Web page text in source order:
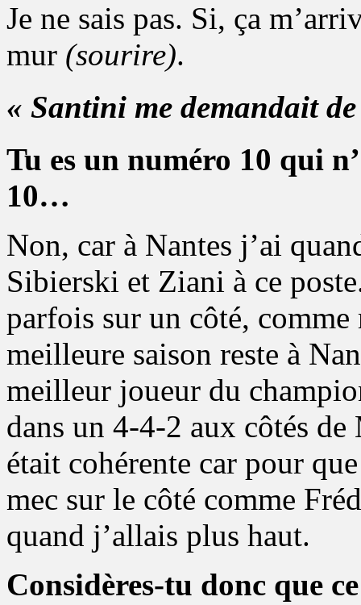
Je ne sais pas. Si, ça
mur (sourire).
« Santini me demandait
Tu es un numéro 10 qui
10…
Non, car à Nantes j’ai
Sibierski et Ziani à ce
parfois sur un côté,
meilleure saison reste à
meilleur joueur du
dans un 4-4-2 aux côtés
était cohérente car pour
mec sur le côté comme
quand j’allais plus haut.
Considères-tu donc que